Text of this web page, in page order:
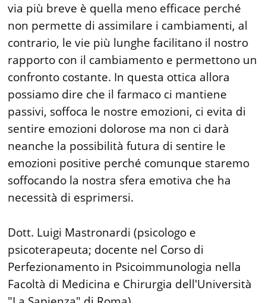
via più breve è quella meno efficace perché
non permette di assimilare i cambiamenti, al
contrario, le vie più lunghe facilitano il nostro
rapporto con il cambiamento e permettono un
confronto costante. In questa ottica allora
possiamo dire che il farmaco ci mantiene
passivi, soffoca le nostre emozioni, ci evita di
sentire emozioni dolorose ma non ci darà
neanche la possibilità futura di sentire le
emozioni positive perché comunque staremo
soffocando la nostra sfera emotiva che ha
necessità di esprimersi.
Dott. Luigi Mastronardi (psicologo e
psicoterapeuta; docente nel Corso di
Perfezionamento in Psicoimmunologia nella
Facoltà di Medicina e Chirurgia dell'Università